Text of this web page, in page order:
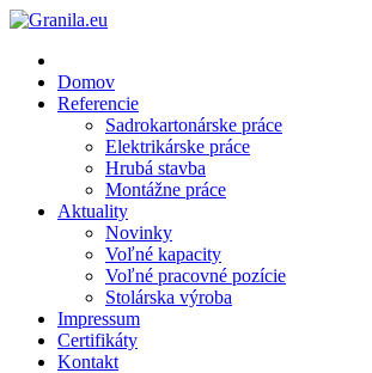
Skip
content
Domov
Referencie
Sadrokartonárske práce
Elektrikárske práce
Hrubá stavba
Montážne práce
Aktuality
Novinky
Voľné kapacity
Voľné pracovné pozície
Stolárska výroba
Impressum
Certifikáty
Kontakt